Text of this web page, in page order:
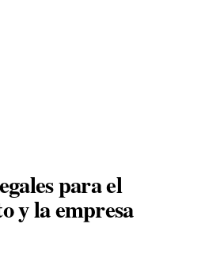
para el
y la empresa